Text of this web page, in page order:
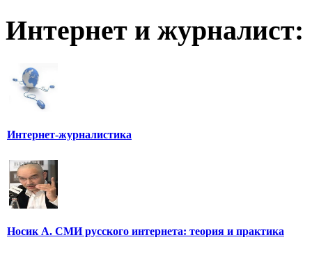
Интернет и журналист:
Интернет-журналистика
Носик А. СМИ русского интернета: теория и практика